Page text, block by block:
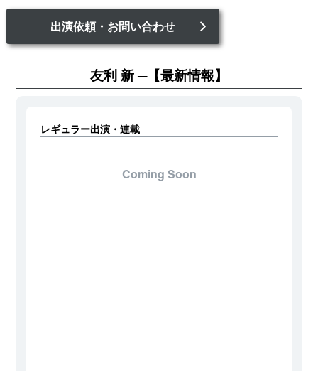
出演依頼・お問い合わせ
友利 新 【最新情報】
レギュラー出演・連載
Coming Soon